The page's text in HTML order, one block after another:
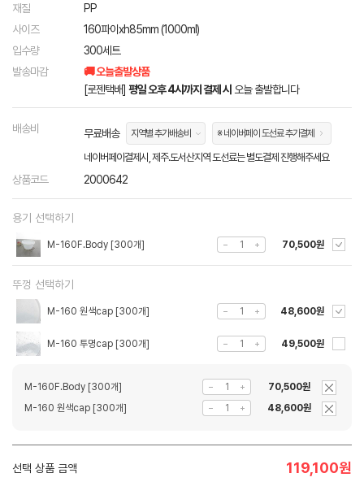
재질
PP
사이즈
160파이xh85mm (1000ml)
입수량
300세트
발송마감
🚚 오늘출발상품
[로젠택배] 평일 오후 4시까지 결제 시 오늘 출발합니다
배송비 무료배송 지역별 추가배송비 ※ 네이버페이 도선료 추가결제
네이버페이결제시, 제주.도서산지역 도선료는 별도결제 진행해주세요
상품코드 2000642
용기 선택하기
M-160F.Body [300개] 70,500원
뚜껑 선택하기
M-160 원색cap [300개] 48,600원
M-160 투명cap [300개] 49,500원
M-160F.Body [300개]
70,500원
M-160 원색cap [300개]
48,600원
선택 상품 금액 119,100원